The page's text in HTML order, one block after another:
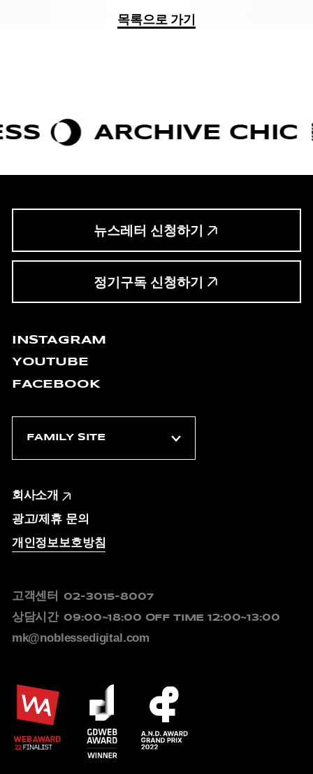
목록으로 가기
CHIC
뉴스레터 신청하기
정기구독 신청하기
INSTAGRAM
YOUTUBE
FACEBOOK
회사소개
광고/제휴 문의
개인정보보호방침
고객센터 02-3015-8007
상담시간 09:00~18:00 OFF TIME 12:00~13:00
mk@noblessedigital.com